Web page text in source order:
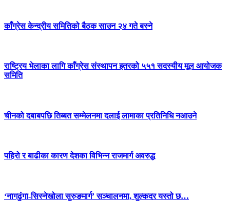
काँग्रेस केन्द्रीय समितिको बैठक साउन २४ गते बस्ने
राष्ट्रिय भेलाका लागि काँग्रेस संस्थापन इतरको ५५१ सदस्यीय मूल आयोजक
समिति
चीनको दबाबपछि तिब्बत सम्मेलनमा दलाई लामाका प्रतिनिधि नआउने
पहिरो र बाढीका कारण देशका विभिन्न राजमार्ग अवरुद्ध
‘नागढुंगा-सिस्नेखोला सुरुङमार्ग’ सञ्चालनमा, शुल्कदर यस्तो छ…